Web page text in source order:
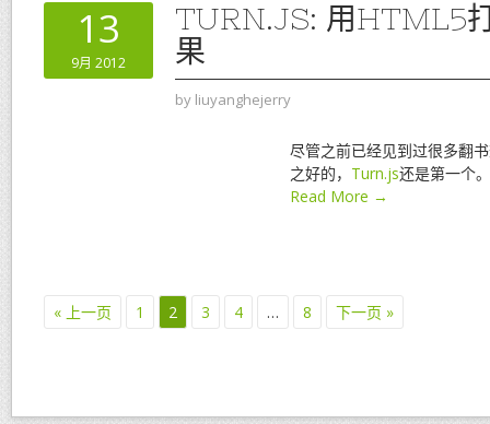
13
9月 2012
TURN.JS: 用HTML5
果
by liuyanghejerry
尽管之前已经见到过很多翻
之好的， Turn.js还是第一个。
Read More →
« 上一页 1 2 3 4 … 8 下一页 »